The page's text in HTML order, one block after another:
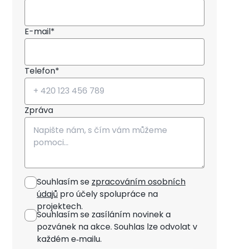
E-mail*
Telefon*
Zpráva
Souhlasím sezpracováním osobních
údajůpro účely spolupráce na
projektech.
Souhlasím se zasíláním novineka
pozvánek na akce. Souhlas lze odvolat v
každém e‑mailu.